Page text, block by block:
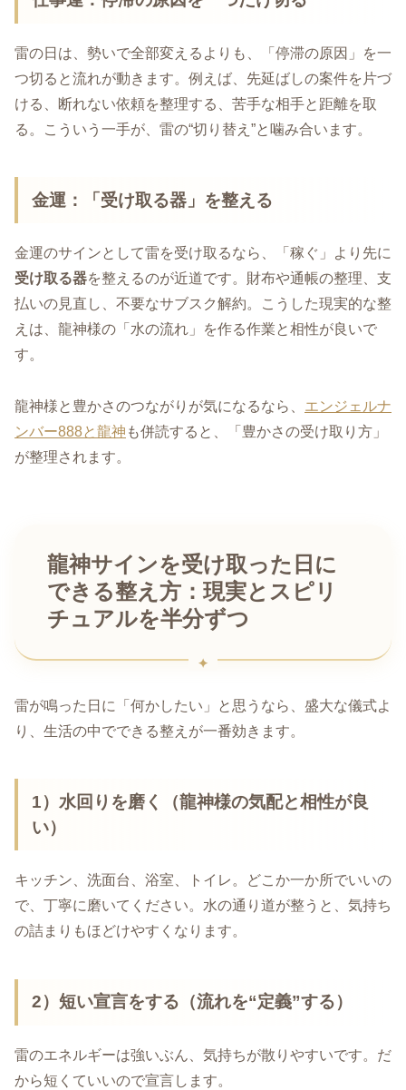
雷の日は、勢いで全部変えるよりも、「停滞の原因」を一
つ切ると流れが動きます。例えば、先延ばしの案件を片づ
ける、断れない依頼を整理する、苦手な相手と距離を取
る。こういう一手が、雷の“切り替え”と噛み合います。
金運 ：「受け取る器」を整える
金運のサインとして雷を受け取るなら、「稼ぐ」より先に
受け取る器を整えるのが近道です。財布や通帳の整理、支
払いの見直し、不要なサブスク解約。こうした現実的な整
えは、龍神様の「水の流れ」を作る作業と相性が良いで
す。
龍神様と豊かさのつながりが気になるなら、 エンジェルナ
ンバー888と龍神 も併読すると、「豊かさの受け取り方」
が整理されます。
龍神サインを受け取った日に
できる整え方：現実とスピリ
チュアルを半分ずつ
雷が鳴った日に「何かしたい」と思うなら、盛大な儀式よ
り、生活の中でできる整えが一番効きます。
1）水回りを磨く
（龍神様の気配と相性が良
い）
キッチン、洗面台、浴室、トイレ。どこか一か所でいいの
で、丁寧に磨いてください。水の通り道が整うと、気持ち
の詰まりもほどけやすくなります。
2）短い宣言をする （流れを“定義”する）
雷のエネルギーは強いぶん、気持ちが散りやすいです。だ
から短くていいので宣言します。